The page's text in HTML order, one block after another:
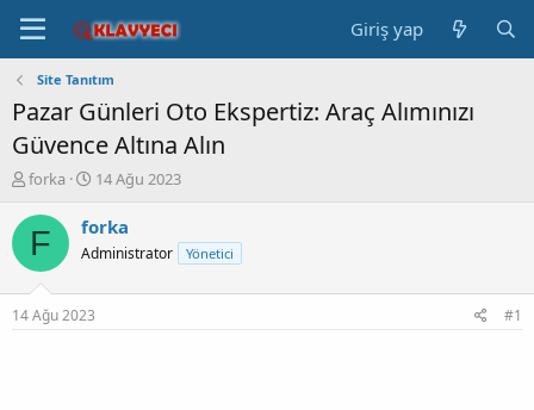
Giriş yap
Site Tanıtım
Pazar Günleri Oto Ekspertiz: Araç Alımınızı
Güvence Altına Alın
K
n
b
u
u
b
forka
B
ş
l
a
14 Ağu 2023
F forka
Administrator Yönetici
14 Ağu 2023 #1